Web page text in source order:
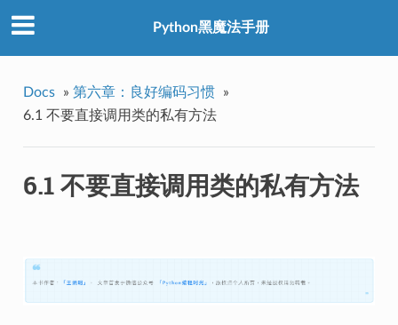
Python黑魔法手册
Docs » 第六章：良好编码习惯
»
6.1 不要直接调用类的私有方法
6.1 不要直接调用类的私有方法